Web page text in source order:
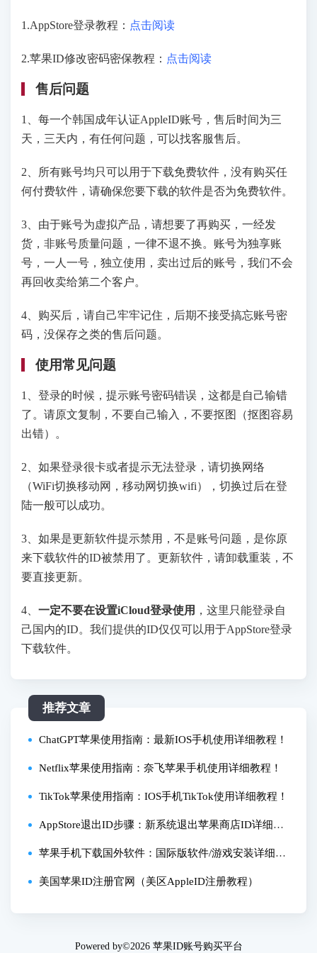
1.AppStore登录教程： 点击阅读
2.苹果ID修改密码密保教程： 点击阅读
售后问题
1、每一个韩国成年认证AppleID账号，售后时间为三
天，三天内，有任何问题，可以找客服售后。
2、所有账号均只可以用于下载免费软件，没有购买任
何付费软件，请确保您要下载的软件是否为免费软件。
3、由于账号为虚拟产品，请想要了再购买，一经发
货，非账号质量问题，一律不退不换。账号为独享账
号，一人一号，独立使用，卖出过后的账号，我们不会
再回收卖给第二个客户。
4、购买后，请自己牢牢记住，后期不接受搞忘账号密
码，没保存之类的售后问题。
使用常见问题
1、登录的时候，提示账号密码错误，这都是自己输错
了。请原文复制，不要自己输入，不要抠图（抠图容易
出错）。
2、如果登录很卡或者提示无法登录，请切换网络
（WiFi切换移动网，移动网切换wifi），切换过后在登
陆一般可以成功。
3、如果是更新软件提示禁用，不是账号问题，是你原
来下载软件的ID被禁用了。更新软件，请卸载重装，不
要直接更新。
4、 一定不要在设置iCloud登录使用 ，这里只能登录自
己国内的ID。我们提供的ID仅仅可以用于AppStore登录
下载软件。
推荐文章
ChatGPT苹果使用指南：最新IOS手机使用详细教程！
Netflix苹果使用指南：奈飞苹果手机使用详细教程！
TikTok苹果使用指南：IOS手机TikTok使用详细教程！
AppStore退出ID步骤：新系统退出苹果商店ID详细教
程！
苹果手机下载国外软件：国际版软件/游戏安装详细指
南！
美国苹果ID注册官网（美区AppleID注册教程）
Powered by©2026 苹果ID账号购买平台